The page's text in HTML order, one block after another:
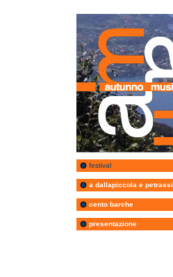
festival
a dallapiccola e petrassi
cento barche
presentazione